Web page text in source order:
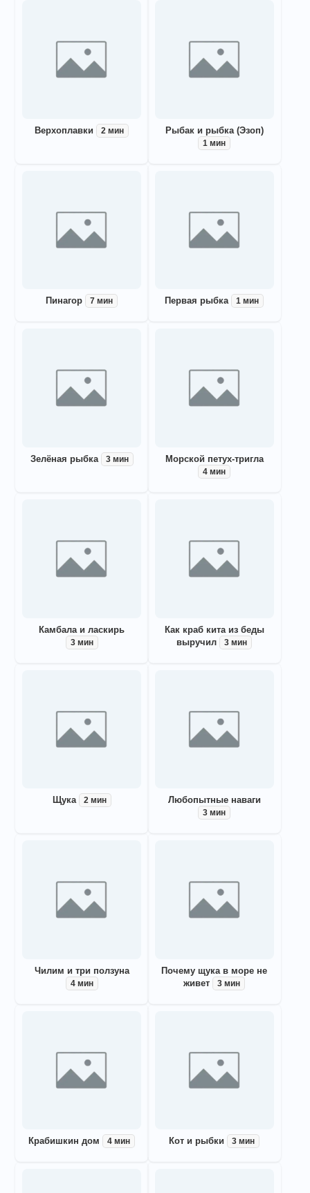
Верхоплавки 2 мин Рыбак и рыбка (Эзоп)
1 мин
Пинагор 7 мин Первая рыбка 1 мин
Зелёная рыбка 3 мин Морской петух-тригла
4 мин
Камбала и ласкирь
3 мин
Как краб кита из беды
выручил
3 мин
Щука 2 мин Любопытные наваги
3 мин
Чилим и три ползуна
4 мин
Почему щука в море не
живет
3 мин
Крабишкин дом 4 мин Кот и рыбки 3 мин